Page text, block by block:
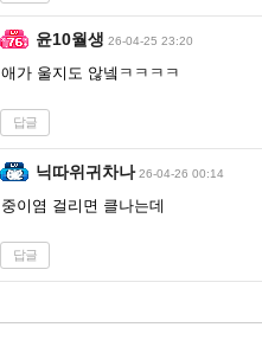
윤10월생 26-04-25 23:20
애가 울지도 않넼ㅋㅋㅋㅋ
답글
닉따위귀차나 26-04-26 00:14
중이염 걸리면 클나는데
답글